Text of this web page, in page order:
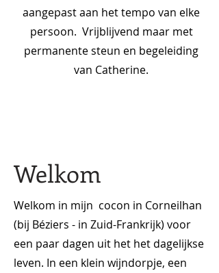
aangepast aan het tempo van elke
persoon. Vrijblijvend maar met
permanente steun en begeleiding
van Catherine.
Welkom
Welkom in mijn cocon in Corneilhan
(bij Béziers - in Zuid-Frankrijk) voor
een paar dagen uit het het dagelijkse
leven. In een klein wijndorpje, een